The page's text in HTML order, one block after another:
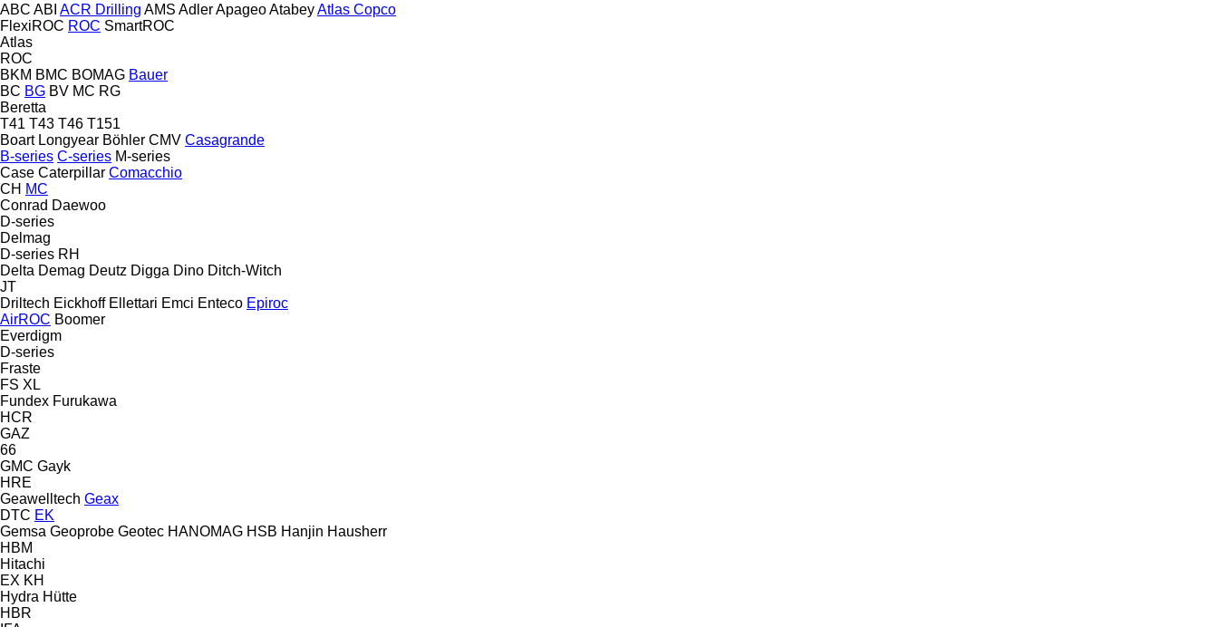
ABC ABI ACR Drilling AMS AdlerApageoAtabeyAtlas Copco
FlexiROC ROC SmartROC
Atlas
ROC
BKM BMC BOMAG Bauer
BC BG BV MC RG
Beretta
T41 T43 T46 T151
Boart Longyear Böhler CMV Casagrande
B-series C-series M-series
Case Caterpillar Comacchio
CH MC
Conrad Daewoo
D-series
Delmag
D-series RH
Delta Demag Deutz Digga Dino Ditch-Witch
JT
Driltech Eickhoff Ellettari Emci Enteco Epiroc
AirROC Boomer
Everdigm
D-series
Fraste
FS XL
Fundex Furukawa
HCR
GAZ
66
GMC Gayk
HRE
Geawelltech Geax
DTC EK
Gemsa Geoprobe Geotec HANOMAG HSB Hanjin Hausherr
HBM
Hitachi
EX KH
Hydra Hütte
HBR